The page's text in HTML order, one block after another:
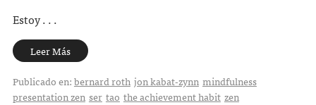
Estoy . . .
Leer Más
Publicado en:bernard roth jon kabat-zynn mindfulness
presentation zen ser tao the achievement habit zen